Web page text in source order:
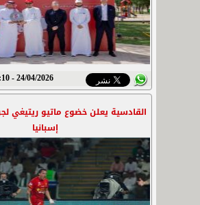
24/04/2026 - 11:10 ص
القادسية يعلن خضوع ماتيو ريتيغي
إسبانيا